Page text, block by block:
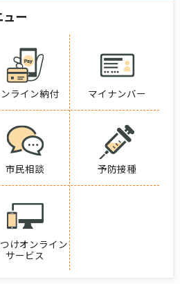
ー
ライン納付 マイナンバー
市民相談 予防接種
けオンライン
サービス